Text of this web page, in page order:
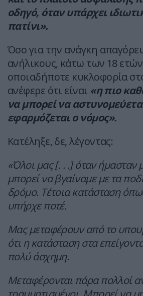
οδηγό, όταν υπάρχει
πατίνι».
Όσο για την ανάγκη
ανήλικους, κάτω των 18
οποιαδήποτε κυκλοφορία
ανέφερε ότι είναι «η πιο
να μπορεί να
εφαρμόζεται ο νόμος».
Κατέληξε, δε, λέγοντας:
«Όλοι μας [. . .] όταν ήμασταν
μπορεί να βγαίναμε με τα
δρόμο. Τέτοια κατάσταση
υπήρχε ποτέ.
Μας μεταφέρουν από το
ότι η κατάσταση στα
πολύ άσχημη.
Μεταφέρονται πάρα πολλοί